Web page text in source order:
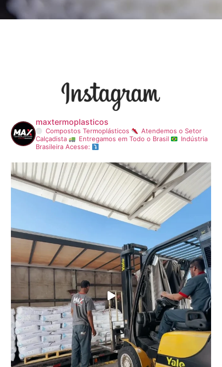
maxtermoplasticos
Compostos Termoplásticos
Atendemos o Setor
Calçadista
Entregamos em Todo o Brasil
Indústria
Brasileira Acesse: